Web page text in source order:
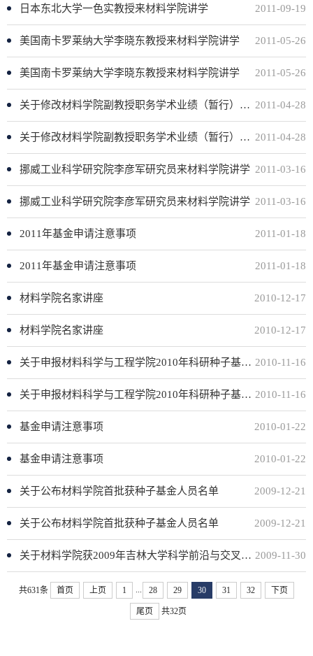
2011-09-19
日本东北大学一色实教授来材料学院讲学
2011-05-26
美国南卡罗莱纳大学李晓东教授来材料学院讲学
2011-05-26
美国南卡罗莱纳大学李晓东教授来材料学院讲学
2011-04-28
关于修改材料学院副教授职务学术业绩（暂行）细则的通知
2011-04-28
关于修改材料学院副教授职务学术业绩（暂行）细则的通知
2011-03-16
挪威工业科学研究院李彦军研究员来材料学院讲学
2011-03-16
挪威工业科学研究院李彦军研究员来材料学院讲学
2011-01-18
2011年基金申请注意事项
2011-01-18
2011年基金申请注意事项
2010-12-17
材料学院名家讲座
2010-12-17
材料学院名家讲座
2010-11-16
关于申报材料科学与工程学院2010年科研种子基金的通 知
2010-11-16
关于申报材料科学与工程学院2010年科研种子基金的通 知
2010-01-22
基金申请注意事项
2010-01-22
基金申请注意事项
2009-12-21
关于公布材料学院首批获种子基金人员名单
2009-12-21
关于公布材料学院首批获种子基金人员名单
2009-11-30
关于材料学院获2009年吉林大学科学前沿与交叉学科资助项目的公示
共631条 首页 上页 1 28 29 30 31 32 下页
尾页 共32页